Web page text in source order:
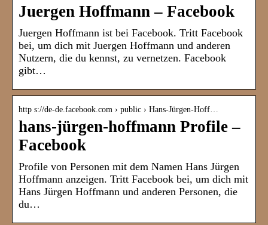
Juergen Hoffmann – Facebook
Juergen Hoffmann ist bei Facebook. Tritt Facebook
bei, um dich mit Juergen Hoffmann und anderen
Nutzern, die du kennst, zu vernetzen. Facebook
gibt…
http s://de-de.facebook.com › public › Hans-Jürgen-Hoff…
hans-jürgen-hoffmann Profile –
Facebook
Profile von Personen mit dem Namen Hans Jürgen
Hoffmann anzeigen. Tritt Facebook bei, um dich mit
Hans Jürgen Hoffmann und anderen Personen, die
du…